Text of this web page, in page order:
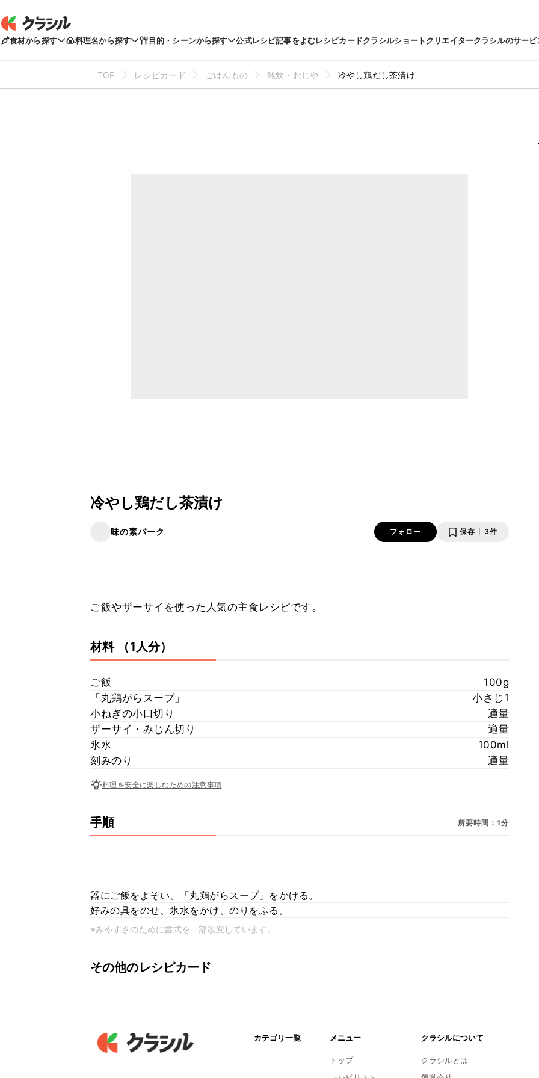
食材から探す 料理名から探す 目的・シーンから探す 公式レシピ記事をよむレシピカードクラシルショートクリエイタークラシルのサービ
TOP レシピカード ごはんもの 雑炊・おじや 冷やし鶏だし茶漬け
冷やし鶏だし茶漬け
味の素パーク フォロー 保存 3件
ご飯やザーサイを使った人気の主食レシピです。
材料 （1人分）
ご飯
100g
「丸鶏がらスープ」
小さじ1
小ねぎの小口切り
適量
ザーサイ・みじん切り
適量
氷水
100ml
刻みのり
適量
料理を安全に楽しむための注意事項
手順 所要時間：1分
器にご飯をよそい、「丸鶏がらスープ」をかける。
好みの具をのせ、氷水をかけ、のりをふる。
※みやすさのために書式を一部改変しています。
その他のレシピカード
カテゴリ一覧 メニュー
トップ
クラシルについて
クラシルとは